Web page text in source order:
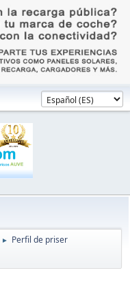
► Perfil de priser